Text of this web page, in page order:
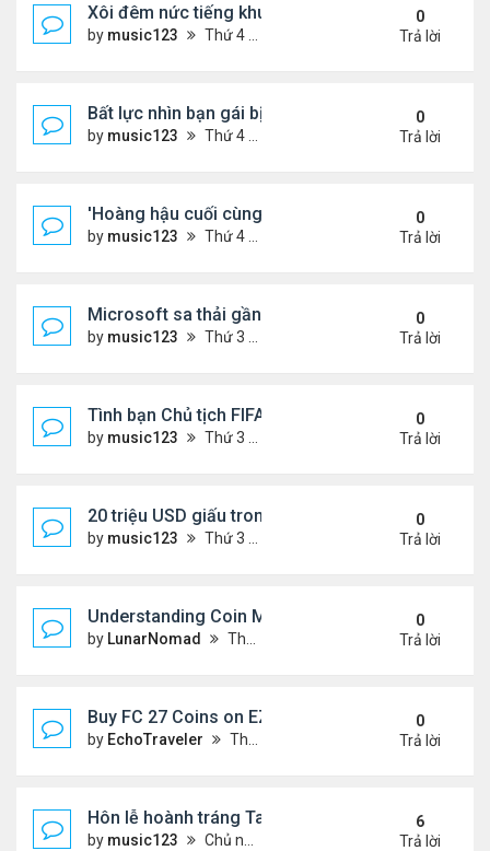
Xôi đêm nức tiếng khu tập thể Hà Nội
by music123 Thứ 4 Tháng 7 08, 2026 5:04 pm
0
Trả lời
Bất lực nhìn bạn gái bị cá sấu kéo xuống sông
by music123 Thứ 4 Tháng 7 08, 2026 4:54 pm
0
Trả lời
'Hoàng hậu cuối cùng' gây tranh luận
by music123 Thứ 4 Tháng 7 08, 2026 4:47 pm
0
Trả lời
Microsoft sa thải gần 5K nhân viên...
by music123 Thứ 3 Tháng 7 07, 2026 5:45 pm
0
Trả lời
Tình bạn Chủ tịch FIFA và Trump gây chú ý
by music123 Thứ 3 Tháng 7 07, 2026 5:41 pm
0
Trả lời
20 triệu USD giấu trong các chai nước gây chấn
by music123 Thứ 3 Tháng 7 07, 2026 5:36 pm
0
Trả lời
Understanding Coin Management After You Buy
by LunarNomad Thứ 2 Tháng 7 06, 2026 11:31 pm
0
Trả lời
Buy FC 27 Coins on EZBUFF for Smarter Market
by EchoTraveler Thứ 2 Tháng 7 06, 2026 8:06 pm
0
Trả lời
Hôn lễ hoành tráng Taylor Swift
by music123 Chủ nhật Tháng 7 05, 2026 9:32 am
6
Trả lời